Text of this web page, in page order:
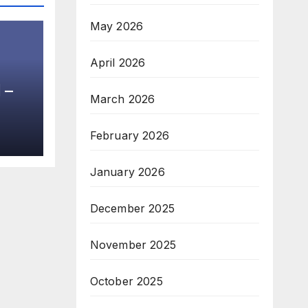
May 2026
April 2026
March 2026
February 2026
January 2026
December 2025
November 2025
October 2025